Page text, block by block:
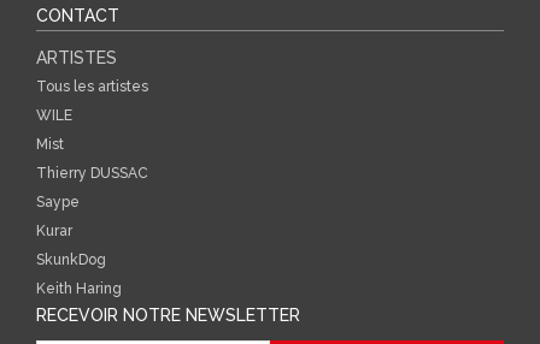
CONTACT
ARTISTES
Tous les artistes
WILE
Mist
Thierry DUSSAC
Saype
Kurar
SkunkDog
Keith Haring
RECEVOIR NOTRE NEWSLETTER